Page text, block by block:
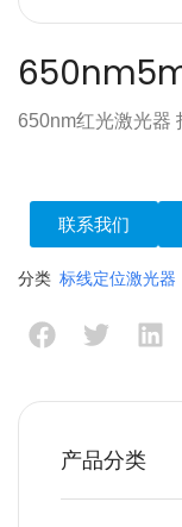
650nm红光激光器
联系我们
分类 标线定位激光器
产品分类